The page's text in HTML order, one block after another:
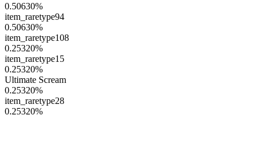
0.50630%
item_raretype94
0.50630%
item_raretype108
0.25320%
item_raretype15
0.25320%
Ultimate Scream
0.25320%
item_raretype28
0.25320%